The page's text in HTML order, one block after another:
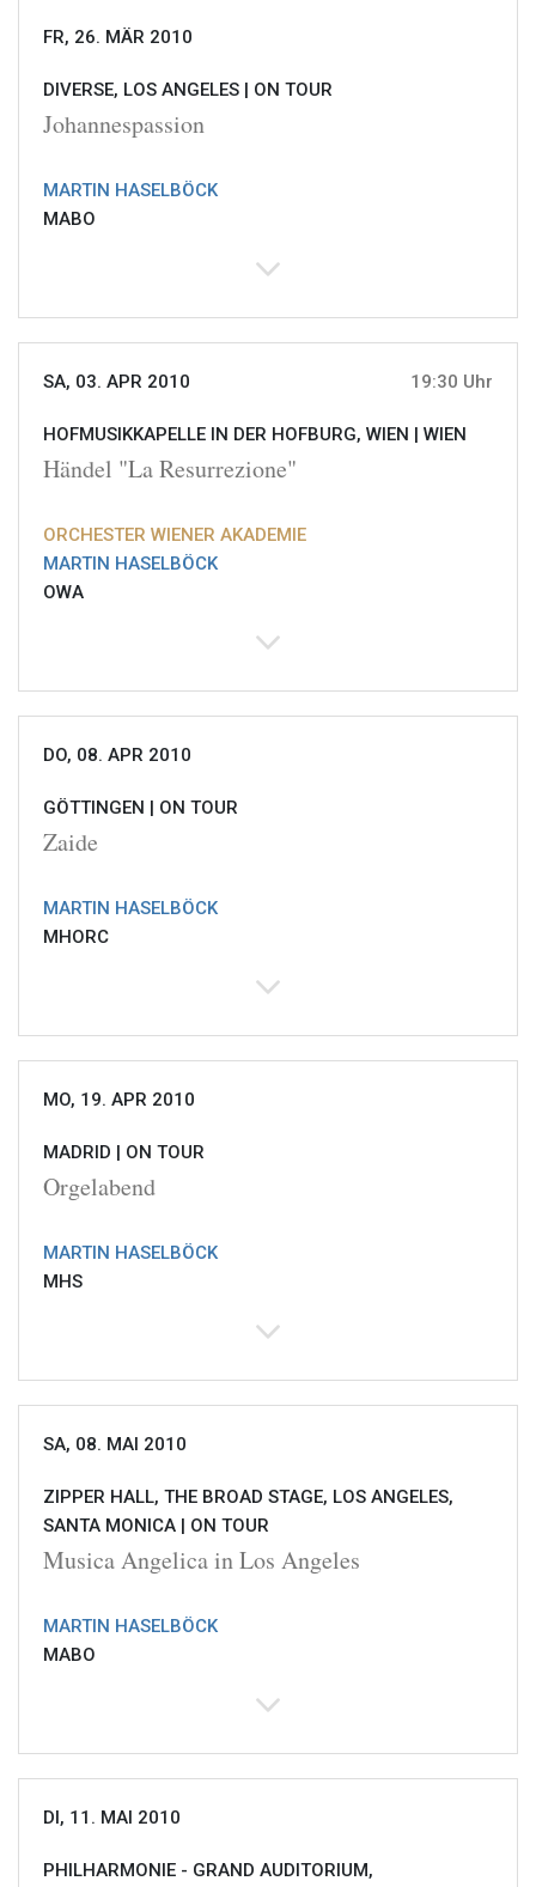
FR, 26. MÄR 2010
DIVERSE, LOS ANGELES | ON TOUR
Johannespassion
MARTIN HASELBÖCK
MABO
SA, 03. APR 2010 19:30 Uhr
HOFMUSIKKAPELLE IN DER HOFBURG, WIEN | WIEN
Händel "La Resurrezione"
ORCHESTER WIENER AKADEMIE
MARTIN HASELBÖCK
OWA
DO, 08. APR 2010
GÖTTINGEN | ON TOUR
Zaide
MARTIN HASELBÖCK
MHORC
MO, 19. APR 2010
MADRID | ON TOUR
Orgelabend
MARTIN HASELBÖCK
MHS
SA, 08. MAI 2010
ZIPPER HALL, THE BROAD STAGE, LOS ANGELES,
SANTA MONICA | ON TOUR
Musica Angelica in Los Angeles
MARTIN HASELBÖCK
MABO
DI, 11. MAI 2010
PHILHARMONIE - GRAND AUDITORIUM,